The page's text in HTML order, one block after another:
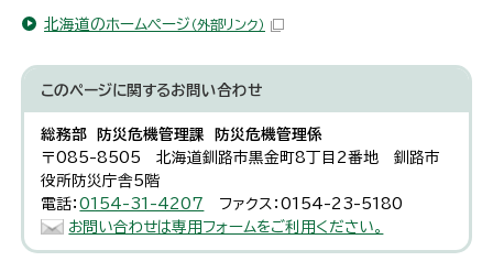
北海道のホームページ （外部リンク）
このページに関するお問い合わせ
総務部 防災危機管理課 防災危機管理係
〒085-8505 北海道釧路市黒金町8丁目2番地 釧路市
役所防災庁舎5階
電話：0154-31-4207
ファクス：0154-23-5180
お問い合わせは専用フォームをご利用ください。